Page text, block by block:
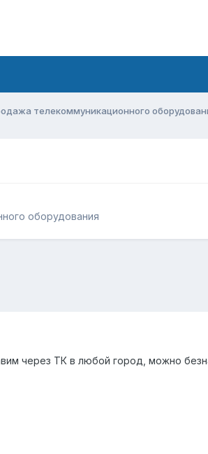
телекоммуникационного
оборудования
через ТК в любой город, можно